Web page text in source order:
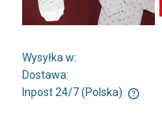
Wysyłka w:
Dostawa:
Inpost 24/7(Polska)
Cena nie zawiera